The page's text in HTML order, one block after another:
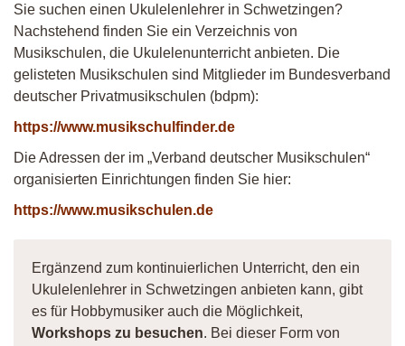
Sie suchen einen Ukulelenlehrer in Schwetzingen?
Nachstehend finden Sie ein Verzeichnis von
Musikschulen, die Ukulelenunterricht anbieten. Die
gelisteten Musikschulen sind Mitglieder im Bundesverband
deutscher Privatmusikschulen (bdpm):
https://www.musikschulfinder.de
Die Adressen der im „Verband deutscher Musikschulen“
organisierten Einrichtungen finden Sie hier:
https://www.musikschulen.de
Ergänzend zum kontinuierlichen Unterricht, den ein
Ukulelenlehrer in Schwetzingen anbieten kann, gibt
es für Hobbymusiker auch die Möglichkeit,
Workshops zu besuchen. Bei dieser Form von